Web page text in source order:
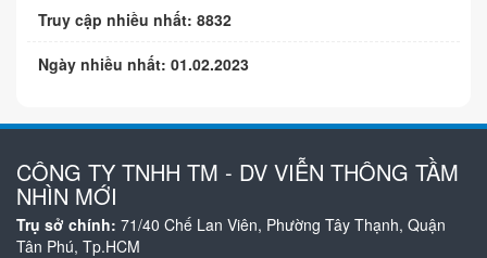
Truy cập nhiều nhất: 8832
Ngày nhiều nhất: 01.02.2023
CÔNG TY TNHH TM - DV VIỄN THÔNG TẦM
NHÌN MỚI
Trụ sở chính: 71/40 Chế Lan Viên, Phường Tây Thạnh, Quận
Tân Phú, Tp.HCM